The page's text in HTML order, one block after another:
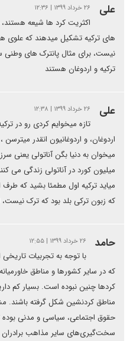
علی ۲۶ خرداد ۱۳۹۹ | ۱۲:۳۶
اکثریت کرد ها شیعه
های ترکیه تشکیل میدهند که علوی
نیست، برای مثال پانترک های
ترکیه و اردوغان هستند
علی ۲۶ خرداد ۱۳۹۹ | ۱۲:۳۸
تازه میخوایم کردی رو در
اردوغان، و اردوغانیون انقدر
میلیون کورد در آناتولی زندگی می
میاید ترکیه اول مطمئا بشید که
که زبون ترکی بلد بود که ترک نیست،
حامد ۲۶ خرداد ۱۳۹۹ | ۱۲:۵۵
با توجه به تجربیات
که در سایر کشورها و مناطق
کردها چنین نبوده است. بسیار کم
مناطق کردنشین شکل گرفته باشند.
حقوق اجتماعی، سیاسی و مدنی
سخت‌گیری‌های سایر مذاهب برادران